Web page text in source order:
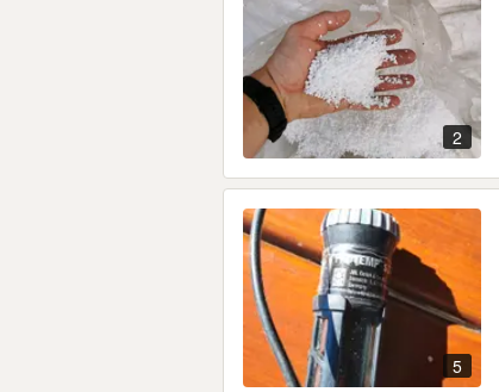
2
5